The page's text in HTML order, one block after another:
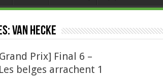
van hecke
Prix] Final 6 –
belges arrachent 1